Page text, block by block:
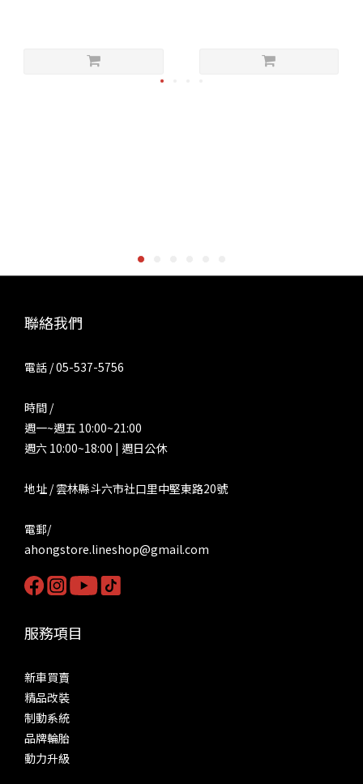
聯絡我們
電話 / 05-537-5756
時間 /
週一~週五 10:00~21:00
週六 10:00~18:00 | 週日公休
地址 / 雲林縣斗六市社口里中堅東路20號
電郵/
ahongstore.lineshop@gmail.com
服務項目
新車買賣
精品改裝
制動系統
品牌輪胎
動力升級